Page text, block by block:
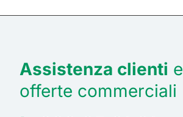
Assistenza clienti e
offerte commerciali